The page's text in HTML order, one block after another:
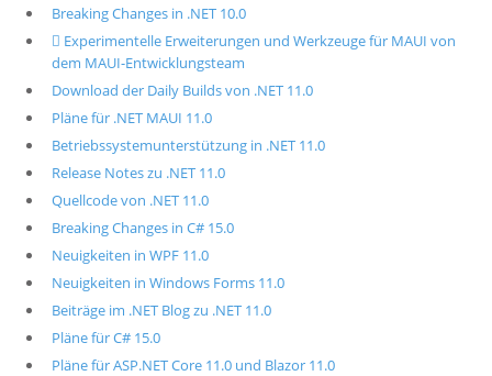
Breaking Changes in .NET 10.0
 Experimentelle Erweiterungen und Werkzeuge für MAUI von
dem MAUI-Entwicklungsteam
Download der Daily Builds von .NET 11.0
Pläne für .NET MAUI 11.0
Betriebssystemunterstützung in .NET 11.0
Release Notes zu .NET 11.0
Quellcode von .NET 11.0
Breaking Changes in C# 15.0
Neuigkeiten in WPF 11.0
Neuigkeiten in Windows Forms 11.0
Beiträge im .NET Blog zu .NET 11.0
Pläne für C# 15.0
Pläne für ASP.NET Core 11.0 und Blazor 11.0